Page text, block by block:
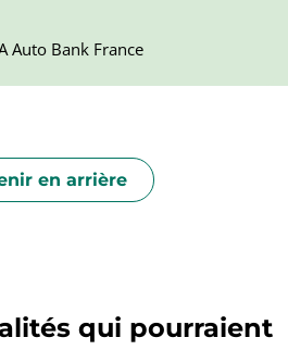
Auto Bank France
en arrière
qui pourraient